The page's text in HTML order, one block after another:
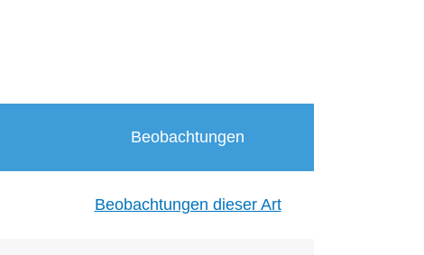
Beobachtungen
Beobachtungen dieser Art